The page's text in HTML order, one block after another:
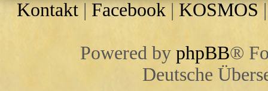
Kontakt|Facebook|KOSMOS
Powered by phpBB®
Deutsche